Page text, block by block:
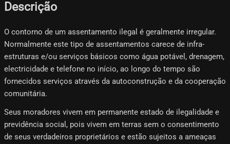
Descrição
O contorno de um assentamento ilegal é geralmente irregular.
Normalmente este tipo de assentamentos carece de infra-
estruturas e/ou serviços básicos como água potável, drenagem,
electricidade e telefone no início, ao longo do tempo são
fornecidos serviços através da autoconstrução e da cooperação
comunitária.
Seus moradores vivem em permanente estado de ilegalidade e
previdência social, pois vivem em terras sem o consentimento
de seus verdadeiros proprietários e estão sujeitos a ameaças